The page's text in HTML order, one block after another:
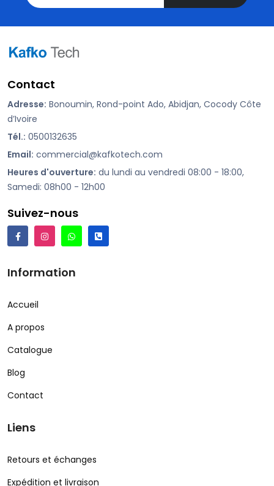
Contact
Adresse: Bonoumin, Rond-point Ado, Abidjan, Cocody Côte
d’Ivoire
Tél.: 0500132635
Email: commercial@kafkotech.com
Heures d'ouverture: du lundi au vendredi 08:00 - 18:00,
Samedi: 08h00 - 12h00
Suivez-nous
Information
Accueil
A propos
Catalogue
Blog
Contact
Liens
Retours et échanges
Expédition et livraison